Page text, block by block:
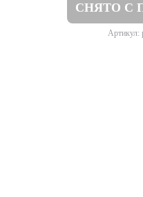
СНЯТО С
Артикул: